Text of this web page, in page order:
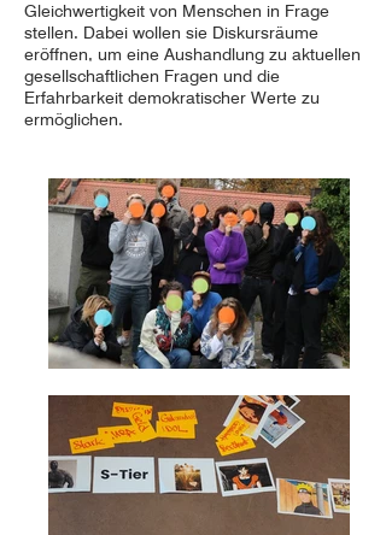
Gleichwertigkeit von Menschen in Frage
stellen. Dabei wollen sie Diskursräume
eröffnen, um eine Aushandlung zu aktuellen
gesellschaftlichen Fragen und die
Erfahrbarkeit demokratischer Werte zu
ermöglichen.